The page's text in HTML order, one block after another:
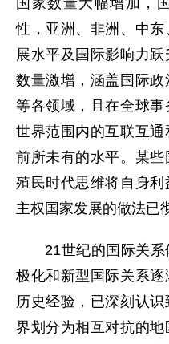
国家数量大幅增加，
性，亚洲、非洲、中
展水平及国际影响力
数量激增，涵盖国际
等各领域，且在全球事
世界范围内的互联互
前所未有的水平。某
殖民时代思维将自身
主权国家发展的做法已
21世纪的国际关
极化和新型国际关系
历史经验，已深刻认
界划分为相互对抗的